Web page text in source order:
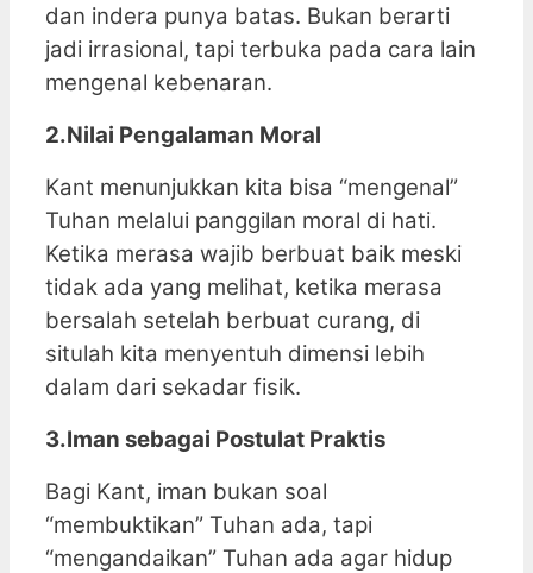
dan indera punya batas. Bukan berarti
jadi irrasional, tapi terbuka pada cara lain
mengenal kebenaran.
2.Nilai Pengalaman Moral
Kant menunjukkan kita bisa “mengenal”
Tuhan melalui panggilan moral di hati.
Ketika merasa wajib berbuat baik meski
tidak ada yang melihat, ketika merasa
bersalah setelah berbuat curang, di
situlah kita menyentuh dimensi lebih
dalam dari sekadar fisik.
3.Iman sebagai Postulat Praktis
Bagi Kant, iman bukan soal
“membuktikan” Tuhan ada, tapi
“mengandaikan” Tuhan ada agar hidup